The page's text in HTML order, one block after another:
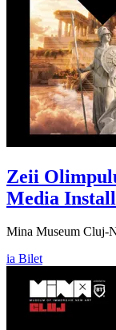
Zeii
Media
Mina Museum Cluj-
ia Bilet